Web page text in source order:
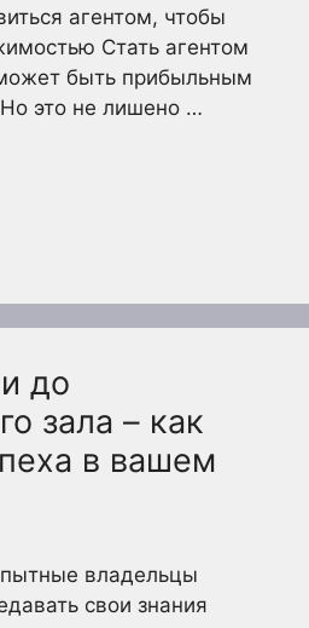
агентом, чтобы
Стать агентом
быть прибыльным
это не лишено …
до
зала – как
в вашем
владельцы
свои знания